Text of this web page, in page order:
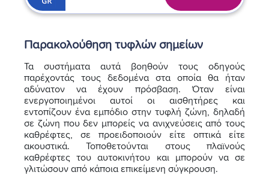
Παρακολούθηση τυφλών σημείων
Τα συστήματα αυτά βοηθούν τους οδηγούς
παρέχοντάς τους δεδομένα στα οποία θα ήταν
αδύνατον να έχουν πρόσβαση. Όταν είναι
ενεργοποιημένοι αυτοί οι αισθητήρες και
εντοπίζουν ένα εμπόδιο στην τυφλή ζώνη, δηλαδή
σε ζώνη που δεν μπορείς να ανιχνεύσεις από τους
καθρέφτες, σε προειδοποιούν είτε οπτικά είτε
ακουστικά. Τοποθετούνται στους πλαϊνούς
καθρέφτες του αυτοκινήτου και μπορούν να σε
γλιτώσουν από κάποια επικείμενη σύγκρουση.